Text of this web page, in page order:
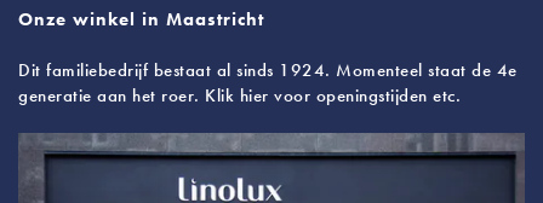
Onze winkel in Maastricht
Dit familiebedrijf bestaat al sinds 1924. Momenteel staat de 4e
generatie aan het roer. Klik hier voor openingstijden etc.